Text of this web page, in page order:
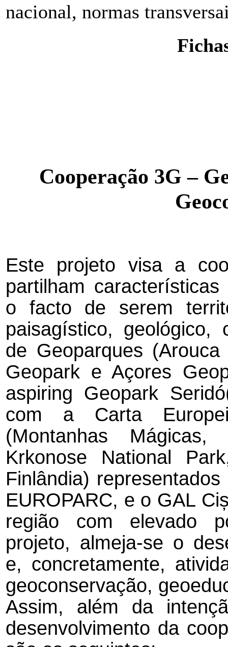
nacional, normas
Cooperação 3G –
Este projeto visa a
partilham
o facto de serem
paisagístico, geológico,
de Geoparques
Geopark e Açores
aspiring Geopark
com a Carta
(Montanhas
Krkonose National
Finlândia)
EUROPARC, e o GAL
região com elevado
projeto, almeja-se o
e, concretamente,
geoconservação,
Assim, além da
desenvolvimento da